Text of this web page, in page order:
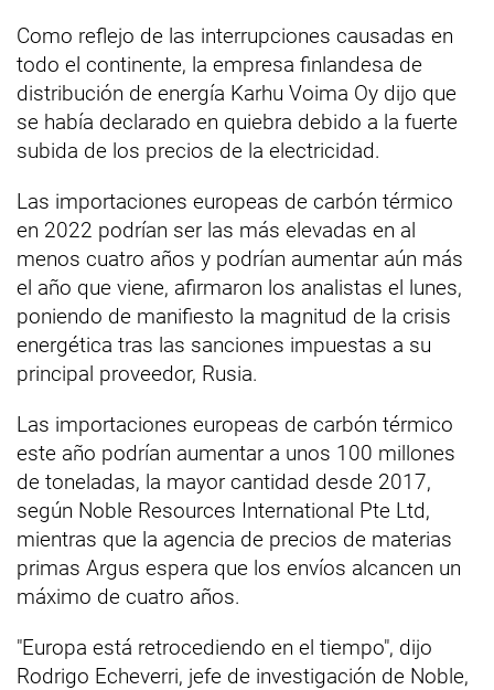
Como reflejo de las interrupciones causadas en
todo el continente, la empresa finlandesa de
distribución de energía Karhu Voima Oy dijo que
se había declarado en quiebra debido a la fuerte
subida de los precios de la electricidad.
Las importaciones europeas de carbón térmico
en 2022 podrían ser las más elevadas en al
menos cuatro años y podrían aumentar aún más
el año que viene, afirmaron los analistas el lunes,
poniendo de manifiesto la magnitud de la crisis
energética tras las sanciones impuestas a su
principal proveedor, Rusia.
Las importaciones europeas de carbón térmico
este año podrían aumentar a unos 100 millones
de toneladas, la mayor cantidad desde 2017,
según Noble Resources International Pte Ltd,
mientras que la agencia de precios de materias
primas Argus espera que los envíos alcancen un
máximo de cuatro años.
"Europa está retrocediendo en el tiempo", dijo
Rodrigo Echeverri, jefe de investigación de Noble,